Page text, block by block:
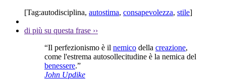
[Tag:autodisciplina, autostima, consapevolezza, stile]
di più su questa frase ››
“Il perfezionismo è il nemico della creazione,
come l'estrema autosollecitudine è la nemica del
benessere.”
John Updike